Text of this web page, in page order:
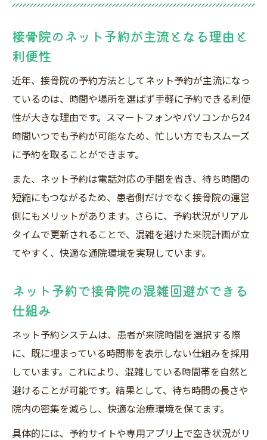
接骨院の予約をスムーズに取るコツ
ネット予約で接骨院の空き状況を素早く確
認
キャンセル待ちを活用した接骨院予約法
接骨院予約のコツと混雑時の対策ポイント
複数の接骨院を比較して最適な予約を取る
方法
忙しい方も安心の接骨院予約活用法
仕事帰りでも接骨院予約が簡単な理由
接骨院のネット予約で時短通院を実現
スマホで完結する接骨院予約のメリット
服装や予約方法の疑問を徹底解消
接骨院通院時のおすすめ服装と注意点
接骨院予約時によくある質問とその回答
接骨院のネット予約が主流となる理由と
利便性
近年、接骨院の予約方法としてネット予約が主流になっ
ているのは、時間や場所を選ばず手軽に予約できる利便
性が大きな理由です。スマートフォンやパソコンから24
時間いつでも予約が可能なため、忙しい方でもスムーズ
に予約を取ることができます。
また、ネット予約は電話対応の手間を省き、待ち時間の
短縮にもつながるため、患者側だけでなく接骨院の運営
側にもメリットがあります。さらに、予約状況がリアル
タイムで更新されることで、混雑を避けた来院計画が立
てやすく、快適な通院環境を実現しています。
ネット予約で接骨院の混雑回避ができる
仕組み
ネット予約システムは、患者が来院時間を選択する際
に、既に埋まっている時間帯を表示しない仕組みを採用
しています。これにより、混雑している時間帯を自然と
避けることが可能です。結果として、待ち時間の長さや
院内の密集を減らし、快適な治療環境を保てます。
具体的には、予約サイトや専用アプリ上で空き状況がリ